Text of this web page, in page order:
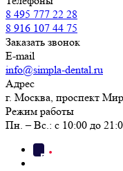
8 495 777 22 28
8 916 107 44 75
Заказать звонок
E-mail
info@simpla-dental.ru
Адрес
г. Москва, проспект
Режим работы
Пн. – Вс.: с 10:00 до